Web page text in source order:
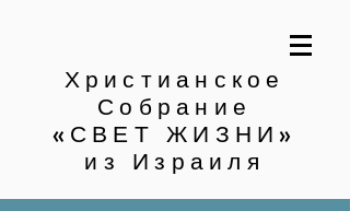
Христианское
Собрание
«СВЕТ ЖИЗНИ»
из Израиля